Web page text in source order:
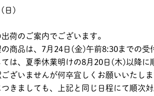
(日)
荷のご案内でございます。
商品は、7月24日(金)午前8:30までの受
は、夏季休業明けの8月20日(木)以降に
ざいませんが何卒宜しくお願いいたしま
きましても、上記と同じ日程にて順次